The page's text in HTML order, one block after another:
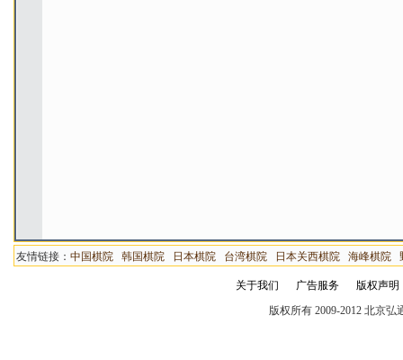
友情链接： 中国棋院 韩国棋院 日本棋院 台湾棋院 日本关西棋院 海峰棋院
关于我们 广告服务
版权声明
版权所有 2009-2012 北京